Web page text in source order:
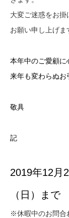
大変ご迷惑をお掛
お願い申し上げま
本年中のご愛顧に
来年も変わらぬお
敬具
記
2019年12月
（日）まで
※休暇中のお問合